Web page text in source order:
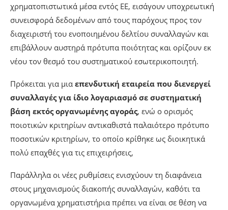
χρηματοπιστωτικά μέσα εντός ΕΕ, εισάγουν υποχρεωτική
συνεισφορά δεδομένων από τους παρόχους προς τον
διαχειριστή του ενοποιημένου δελτίου συναλλαγών και
επιβάλλουν αυστηρά πρότυπα ποιότητας και ορίζουν εκ
νέου τον θεσμό του συστηματικού εσωτερικοποιητή.
Πρόκειται για μια επενδυτική εταιρεία που διενεργεί
συναλλαγές για ίδιο λογαριασμό σε συστηματική
βάση εκτός οργανωμένης αγοράς, ενώ ο ορισμός
ποιοτικών κριτηρίων αντικαθιστά παλαιότερο πρότυπο
ποσοτικών κριτηρίων, το οποίο κρίθηκε ως διοικητικά
πολύ επαχθές για τις επιχειρήσεις,
Παράλληλα οι νέες ρυθμίσεις ενισχύουν τη διαφάνεια
στους μηχανισμούς διακοπής συναλλαγών, καθότι τα
οργανωμένα χρηματιστήρια πρέπει να είναι σε θέση να